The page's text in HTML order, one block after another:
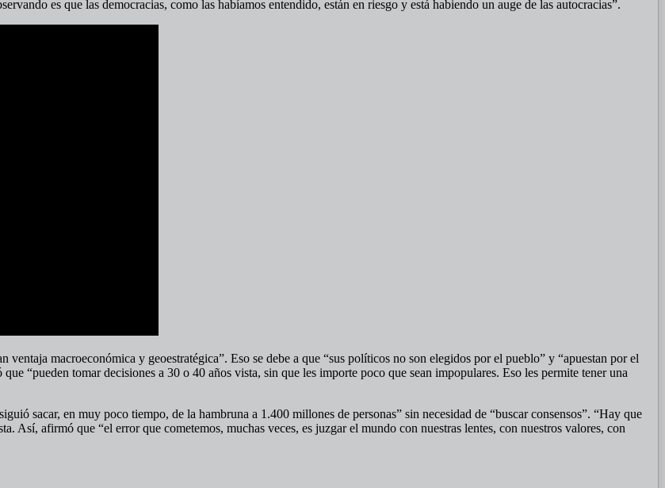
es que las democracias, como las habíamos entendido, están en riesgo y está habiendo un auge de las autocracias”.
macroeconómica y geoestratégica”. Eso se debe a que “sus políticos no son elegidos por el pueblo” y “apuestan por el
“pueden tomar decisiones a 30 o 40 años vista, sin que les importe poco que sean impopulares. Eso les permite tener una
sacar, en muy poco tiempo, de la hambruna a 1.400 millones de personas” sin necesidad de “buscar consensos”. “Hay que
Así, afirmó que “el error que cometemos, muchas veces, es juzgar el mundo con nuestras lentes, con nuestros valores, con